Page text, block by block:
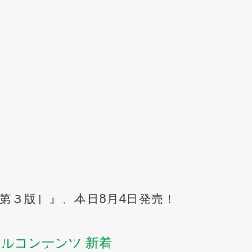
３版］』、本日8月4日発売！
コンテンツ 新着